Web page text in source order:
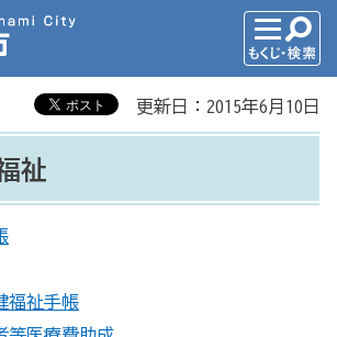
更新日：2015年6月10日
祉
福祉手帳